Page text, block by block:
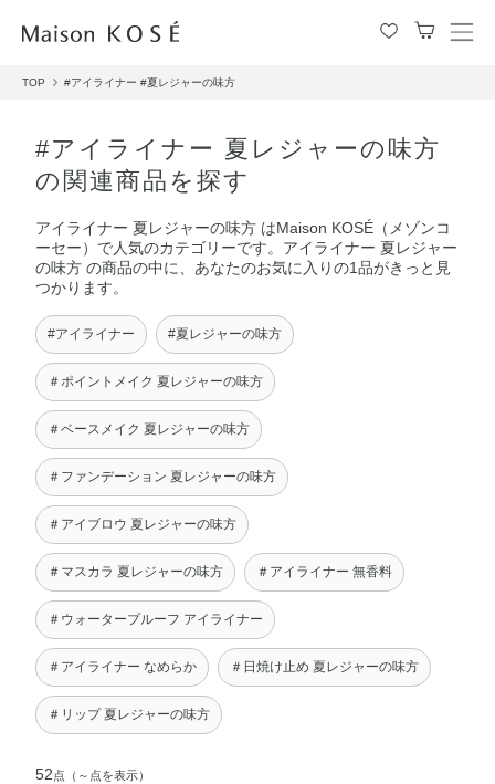
メ
TOP #アイライナー #夏レジャーの味方
#アイライナー 夏レジャーの味方
の関連商品を探す
アイライナー 夏レジャーの味方 はMaison KOSÉ（メゾンコ
ーセー）で人気のカテゴリーです。アイライナー 夏レジャー
の味方 の商品の中に、あなたのお気に入りの1品がきっと見
つかります。
#アイライナー #夏レジャーの味方
＃ポイントメイク 夏レジャーの味方
＃ベースメイク 夏レジャーの味方
＃ファンデーション 夏レジャーの味方
＃アイブロウ 夏レジャーの味方
＃マスカラ 夏レジャーの味方 ＃アイライナー 無香料
＃ウォータープルーフ アイライナー
＃アイライナー なめらか ＃日焼け止め 夏レジャーの味方
＃リップ 夏レジャーの味方
52点 （～点を表示）